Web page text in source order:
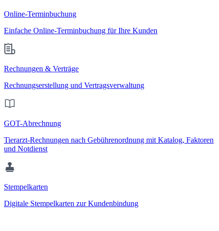
Online-Terminbuchung
Einfache Online-Terminbuchung für Ihre Kunden
Rechnungen & Verträge
Rechnungserstellung und Vertragsverwaltung
GOT-Abrechnung
Tierarzt-Rechnungen nach Gebührenordnung mit Katalog, Faktoren
und Notdienst
Stempelkarten
Digitale Stempelkarten zur Kundenbindung